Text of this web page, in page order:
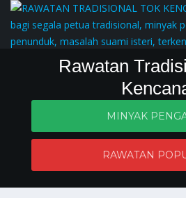
Rawatan
Penyelesaian masalah
MINYAK
RAWATAN